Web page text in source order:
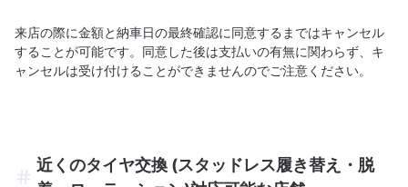
来店の際に金額と納車日の最終確認に同意するまではキャンセル
することが可能です。同意した後は支払いの有無に関わらず、キ
ャンセルは受け付けることができませんのでご注意ください。
近くのタイヤ交換 (スタッドレス履き替え・脱